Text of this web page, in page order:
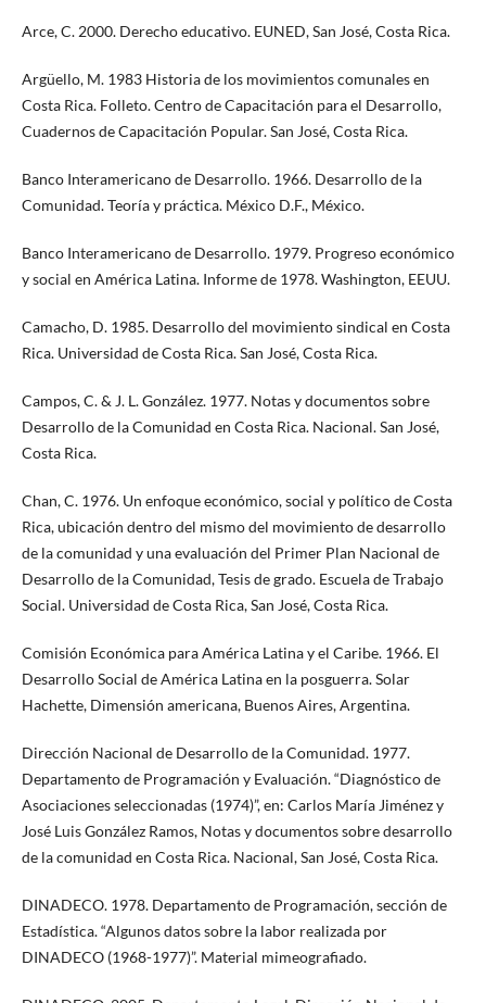
Arce, C. 2000. Derecho educativo. EUNED, San José, Costa Rica.
Argüello, M. 1983 Historia de los movimientos comunales en
Costa Rica. Folleto. Centro de Capacitación para el Desarrollo,
Cuadernos de Capacitación Popular. San José, Costa Rica.
Banco Interamericano de Desarrollo. 1966. Desarrollo de la
Comunidad. Teoría y práctica. México D.F., México.
Banco Interamericano de Desarrollo. 1979. Progreso económico
y social en América Latina. Informe de 1978. Washington, EEUU.
Camacho, D. 1985. Desarrollo del movimiento sindical en Costa
Rica. Universidad de Costa Rica. San José, Costa Rica.
Campos, C. & J. L. González. 1977. Notas y documentos sobre
Desarrollo de la Comunidad en Costa Rica. Nacional. San José,
Costa Rica.
Chan, C. 1976. Un enfoque económico, social y político de Costa
Rica, ubicación dentro del mismo del movimiento de desarrollo
de la comunidad y una evaluación del Primer Plan Nacional de
Desarrollo de la Comunidad, Tesis de grado. Escuela de Trabajo
Social. Universidad de Costa Rica, San José, Costa Rica.
Comisión Económica para América Latina y el Caribe. 1966. El
Desarrollo Social de América Latina en la posguerra. Solar
Hachette, Dimensión americana, Buenos Aires, Argentina.
Dirección Nacional de Desarrollo de la Comunidad. 1977.
Departamento de Programación y Evaluación. “Diagnóstico de
Asociaciones seleccionadas (1974)”, en: Carlos María Jiménez y
José Luis González Ramos, Notas y documentos sobre desarrollo
de la comunidad en Costa Rica. Nacional, San José, Costa Rica.
DINADECO. 1978. Departamento de Programación, sección de
Estadística. “Algunos datos sobre la labor realizada por
DINADECO (1968-1977)”. Material mimeografiado.